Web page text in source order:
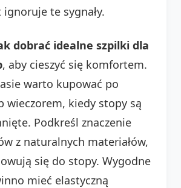
te sygnały.
dobrać idealne szpilki dla
, aby cieszyć się komfortem.
warto kupować po
wieczorem, kiedy stopy są
Podkreśl znaczenie
z naturalnych materiałów,
się do stopy. Wygodne
mieć elastyczną